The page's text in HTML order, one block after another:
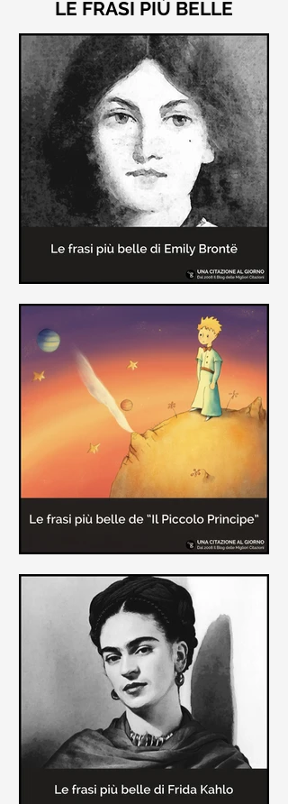
LE FRASI PIÙ BELLE
Le frasi più belle di "Cime
Tempestose" di Emily Brontë
"Cime Tempestose" rimane l'unico
romanzo scritto da Emily Brontë
causa la tubercolosi che le tolse la
vita ad appena 30 anni (...)
Le frasi più belle de "Il piccolo
principe" di Antoine de Saint-
Exupèry
Raccolta delle frasi più belle del
Piccolo Principe che trasmettono il
messaggio più significativo: le cose
più importanti della vita (...)